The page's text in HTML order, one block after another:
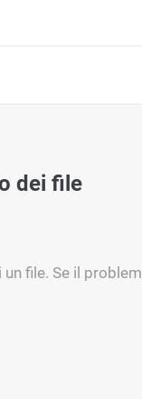
dei file
file. Se il